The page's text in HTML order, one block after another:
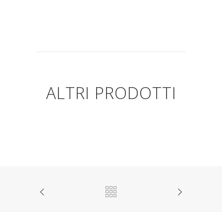
ALTRI PRODOTTI